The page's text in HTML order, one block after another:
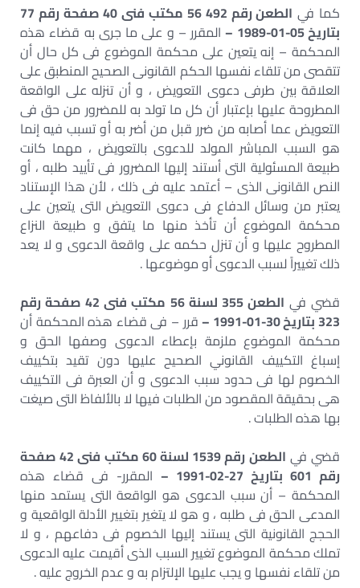
كما في
الطعن رقم 492 56 مكتب فنى 40 صفحة رقم 77
بتاريخ 05-01-1989 –
المقرر – و على ما جرى به قضاء هذه
المحكمة – إنه يتعين على محكمة الموضوع فى كل حال أن
تتقصى من تلقاء نفسها الحكم القانونى الصحيح المنطبق على
العلاقة بين طرفى دعوى التعويض ، و أن تنزله على الواقعة
المطروحة عليها بإعتبار أن كل ما تولد به للمضرور من حق فى
التعويض عما أصابه من ضرر قبل من أضر به أو تسبب فيه إنما
هو السبب المباشر المولد للدعوى بالتعويض ، مهما كانت
طبيعة المسئولية التى أستند إليها المضرور فى تأييد طلبه ، أو
النص القانونى الذى – أعتمد عليه فى ذلك ، لأن هذا الإستناد
يعتبر من وسائل الدفاع فى دعوى التعويض التى يتعين على
محكمة الموضوع أن تأخذ منها ما يتفق و طبيعة النزاع
المطروح عليها و أن تنزل حكمه على واقعة الدعوى و لا يعد
ذلك تغييراً لسبب الدعوى أو موضوعها .
قضي في
الطعن 355 لسنة 56 مكتب فنى 42 صفحة رقم
323 بتاريخ 30-01-1991 –
قرر – فى قضاء هذه المحكمة أن
محكمة الموضوع ملزمة بإعطاء الدعوى وصفها الحق و
إسباغ التكييف القانوني الصحيح عليها دون تقيد بتكييف
الخصوم لها فى حدود سبب الدعوى و أن العبرة فى التكييف
هى بحقيقة المقصود من الطلبات فيها لا بالألفاظ التى صيغت
بها هذه الطلبات .
قضي في
الطعن رقم 1539 لسنة 60 مكتب فنى 42 صفحة
رقم 601 بتاريخ 27-02-1991 –
المقرر- فى قضاء هذه
المحكمة – أن سبب الدعوى هو الواقعة التى يستمد منها
المدعى الحق فى طلبه ، و هو لا يتغير بتغيير الأدلة الواقعية و
الحجج القانونية التى يستند إليها الخصوم فى دفاعهم ، و لا
تملك محكمة الموضوع تغيير السبب الذى أقيمت عليه الدعوى
من تلقاء نفسها و يجب عليها الإلتزام به و عدم الخروج عليه .